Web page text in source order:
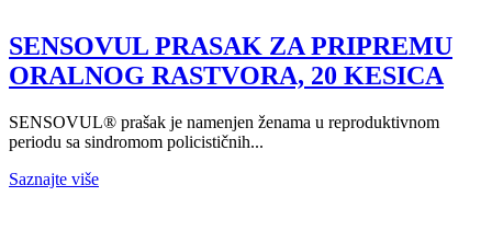
SENSOVUL PRASAK ZA PRIPREMU
ORALNOG RASTVORA, 20 KESICA
SENSOVUL® prašak je namenjen ženama u reproduktivnom
periodu sa sindromom policističnih...
Saznajte više